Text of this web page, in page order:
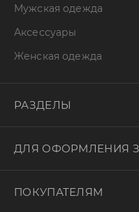
Мужская одежда
Аксессуары
Женская одежда
РАЗДЕЛЫ
ДЛЯ ОФОРМЛЕНИЯ
ПОКУПАТЕЛЯМ